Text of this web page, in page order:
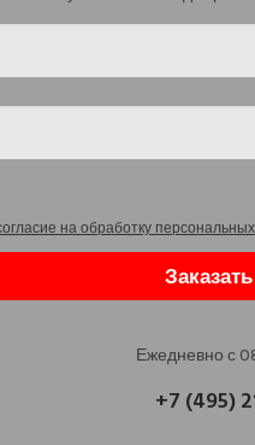
на обработку
Ежедневно с
+7 (495)